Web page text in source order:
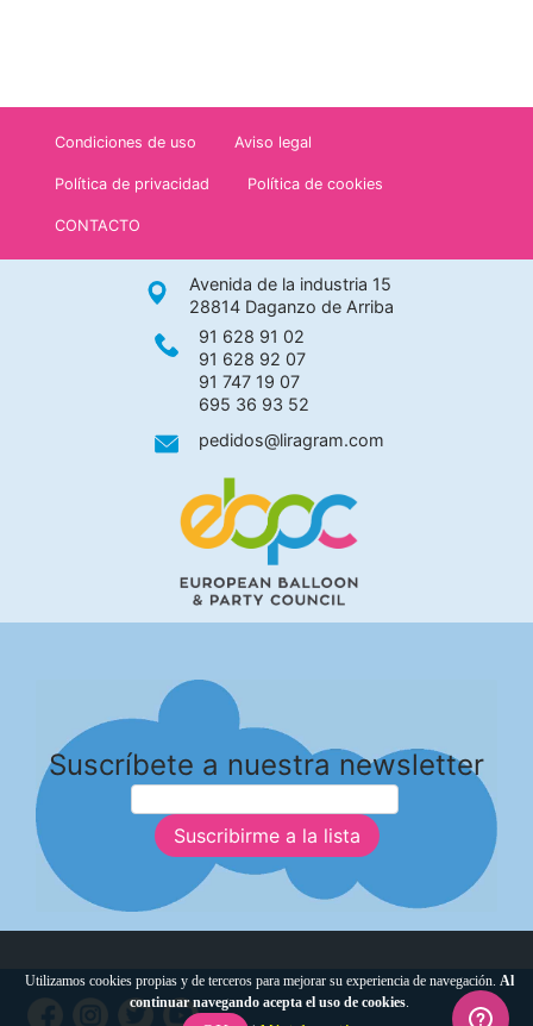
Condiciones de uso Aviso legal
Política de privacidad Política de cookies
CONTACTO
Avenida de la industria 15
28814 Daganzo de Arriba
91 628 91 02
91 628 92 07
91 747 19 07
695 36 93 52
pedidos@liragram.com
Suscríbete a nuestra newsletter
Suscribirme a la lista
Utilizamos cookies propias y de terceros para mejorar su experiencia de navegación. Al
continuar navegando acepta el uso de cookies.